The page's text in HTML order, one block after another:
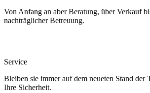
Von Anfang an aber Beratung, über Verkauf
nachträglicher Betreuung.
Service
Bleiben sie immer auf dem neueten Stand der
Ihre Sicherheit.